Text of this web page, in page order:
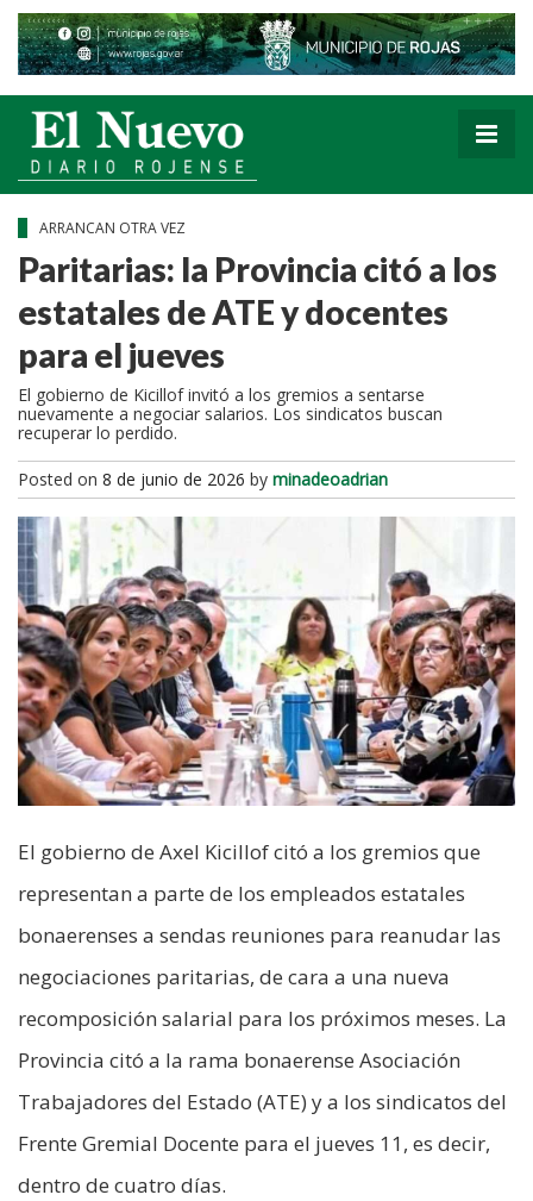
ARRANCAN OTRA VEZ
Paritarias: la Provincia citó a los
estatales de ATE y docentes
para el jueves
El gobierno de Kicillof invitó a los gremios a sentarse
nuevamente a negociar salarios. Los sindicatos buscan
recuperar lo perdido.
Posted on 8 de junio de 2026 by minadeoadrian
El gobierno de Axel Kicillof citó a los gremios que
representan a parte de los empleados estatales
bonaerenses a sendas reuniones para reanudar las
negociaciones paritarias, de cara a una nueva
recomposición salarial para los próximos meses. La
Provincia citó a la rama bonaerense Asociación
Trabajadores del Estado (ATE) y a los sindicatos del
Frente Gremial Docente para el jueves 11, es decir,
dentro de cuatro días.